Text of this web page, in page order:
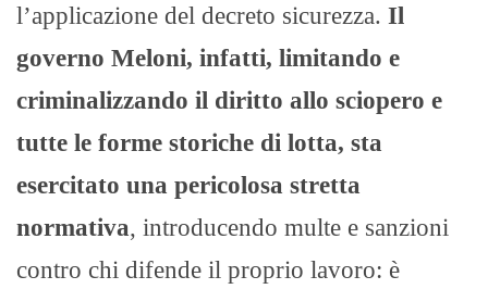
l’applicazione del decreto sicurezza. Il
governo Meloni, infatti, limitando e
criminalizzando il diritto allo sciopero e
tutte le forme storiche di lotta, sta
esercitato una pericolosa stretta
normativa, introducendo multe e sanzioni
contro chi difende il proprio lavoro: è